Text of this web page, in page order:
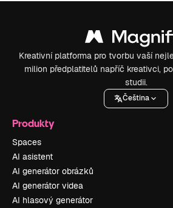
Kreativní platforma pro tvorbu vaší
milion předplatitelů napříč kreativci,
studii.
Čeština
Produkty
Spaces
AI asistent
AI generátor obrázků
AI generátor videa
AI hlasový generátor